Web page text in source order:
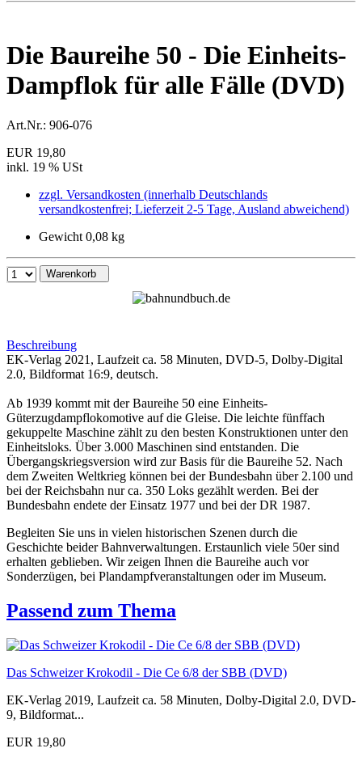
Die Baureihe 50 - Die Einheits-
Dampflok für alle Fälle (DVD)
Art.Nr.: 906-076
EUR 19,80
inkl. 19 % USt
zzgl. Versandkosten (innerhalb Deutschlands
versandkostenfrei; Lieferzeit 2-5 Tage, Ausland abweichend)
Gewicht 0,08 kg
Warenkorb
Beschreibung
EK-Verlag 2021, Laufzeit ca. 58 Minuten, DVD-5, Dolby-Digital
2.0, Bildformat 16:9, deutsch.
Ab 1939 kommt mit der Baureihe 50 eine Einheits-
Güterzugdampflokomotive auf die Gleise. Die leichte fünffach
gekuppelte Maschine zählt zu den besten Konstruktionen unter den
Einheitsloks. Über 3.000 Maschinen sind entstanden. Die
Übergangskriegsversion wird zur Basis für die Baureihe 52. Nach
dem Zweiten Weltkrieg können bei der Bundesbahn über 2.100 und
bei der Reichsbahn nur ca. 350 Loks gezählt werden. Bei der
Bundesbahn endete der Einsatz 1977 und bei der DR 1987.
Begleiten Sie uns in vielen historischen Szenen durch die
Geschichte beider Bahnverwaltungen. Erstaunlich viele 50er sind
erhalten geblieben. Wir zeigen Ihnen die Baureihe auch vor
Sonderzügen, bei Plandampfveranstaltungen oder im Museum.
Passend zum Thema
Das Schweizer Krokodil - Die Ce 6/8 der SBB (DVD)
EK-Verlag 2019, Laufzeit ca. 58 Minuten, Dolby-Digital 2.0, DVD-
9, Bildformat...
EUR 19,80